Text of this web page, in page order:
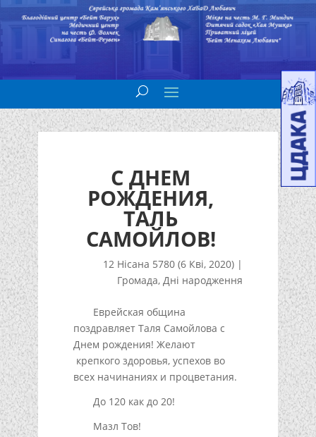
С ДНЕМ
РОЖДЕНИЯ,
ТАЛЬ
САМОЙЛОВ!
12 Нісана 5780 (6 Кві, 2020) |
Громада,Дні народження
Еврейская община
поздравляет Таля Самойлова с
Днем рождения! Желают
крепкого здоровья, успехов во
всех начинаниях и процветания.
До 120 как до 20!
Мазл Тов!